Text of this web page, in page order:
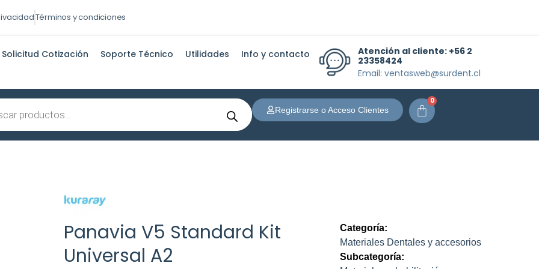
Términos y condiciones
Solicitud Cotización Soporte Técnico Utilidades Info y contacto Atención al cliente: +56 2
23358424
Email: ventasweb@surdent.cl
Registrarse o Acceso Clientes
0
Carrito
Panavia V5 Standard Kit
Universal A2
Categoría:
Materiales Dentales y accesorios
Subcategoría: